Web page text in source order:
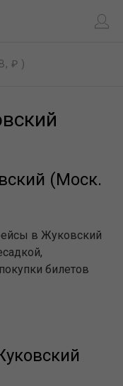
₽ )
(Моск.
в Жуковский
билетов